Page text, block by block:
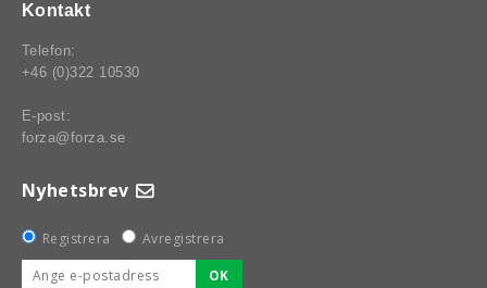
Kontakt
Telefon:
+46 (0)322 10530
E-post:
forza@forza.se
Nyhetsbrev
Registrera
Avregistrera
OK